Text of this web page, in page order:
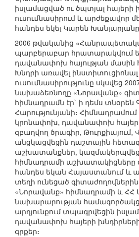
իսլամացված ու ծպտյալ հայերի
ուսումնասիրում և արժեքավոր
հանդես եկել Կարեն
2006 թվականից
պարբերաբար հրատարակվում
դավանափոխ հայության մասին
Խնդրի առավել ինստիտուցիոնալ
ուսումնասիրությունը սկսվեց
նախաձեռնողը «Նորավանք»
հիմնադրամն էր` ի դեմս տնօրեն
Հարությունյանի։
կրոնափոխ, դավանափոխ
զբաղվող ծրագիր,
անցկացվեցին դաշտային-
աշխատանքներ,
հիմնադրամի աշխատակիցները
հանդես եկան Հայաստանում և
տեղի ունեցած
«Նորավանք» հիմնադրամի և ՀՀ
նախարարության
արդյունքում տպագրվեցին
դավանափոխ հայերի
գրքեր։